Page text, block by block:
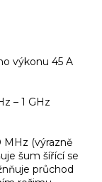
výkonu 45 A
– 1 GHz
(výrazně
šum šířící se
průchod